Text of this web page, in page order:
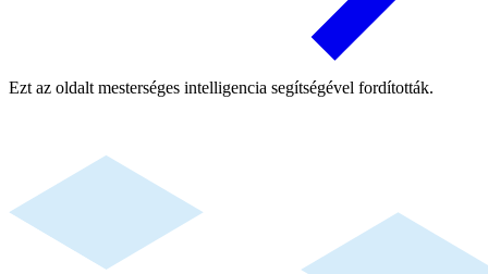
Ezt az oldalt mesterséges intelligencia segítségével fordították.